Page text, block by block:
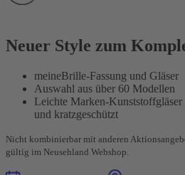
Neuer Style zum
meineBrille-Fassung und Gläser
Auswahl aus über 60 Modellen
Leichte Marken-
und kratzgeschützt
Nicht kombinierbar mit anderen
gültig im Neusehland Webshop.